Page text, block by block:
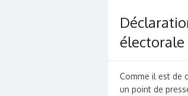
électorale
Comme il est de
un point de